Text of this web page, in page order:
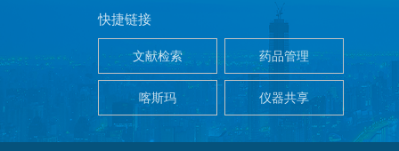
快捷链接
药品管理
文献检索
仪器共享
喀斯玛